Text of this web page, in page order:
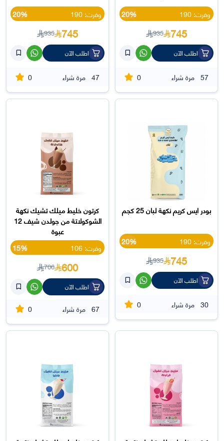
وفرت: 190
20%
745
935
اطلب الآن
57 مرة شراء 0
وفرت: 190 20%
745
935
اطلب الآن
47 مرة شراء 0
بودر ايس كريم نكهة لبان 25 كجم
وفرت: 190 20%
745
935
اطلب الآن
30 مرة شراء 0
كرتون خليط ميلك تشيك نكهة
الشوكولاتة من جولدن شيف 12
عبوة
وفرت: 106
15%
600
706
اطلب الآن
67 مرة شراء 0